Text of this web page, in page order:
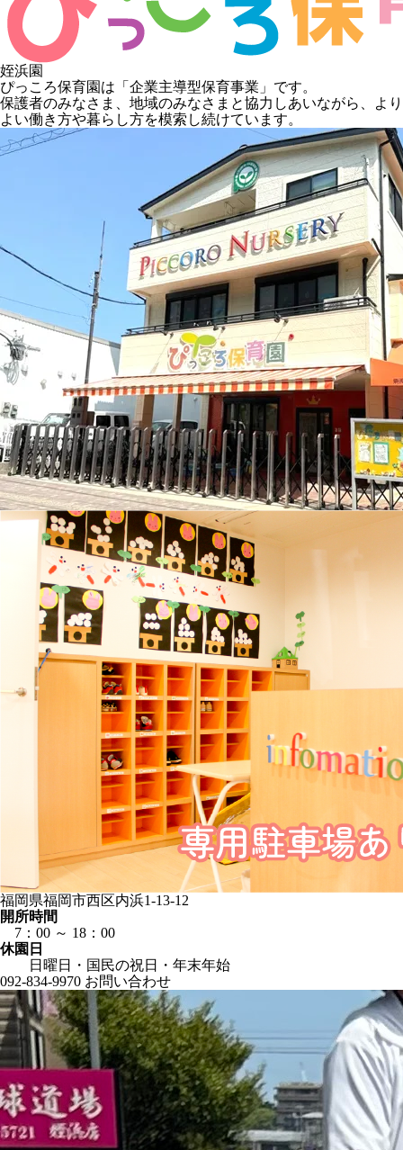
姪浜園
ぴっころ保育園は「企業主導型保育事業」です。
保護者のみなさま、地域のみなさまと協力しあいながら、より
よい働き方や暮らし方を模索し続けています。
福岡県福岡市西区内浜1-13-12
開所時間
7：00 ～ 18：00
休園日
日曜日・国民の祝日・年末年始
092-834-9970 お問い合わせ